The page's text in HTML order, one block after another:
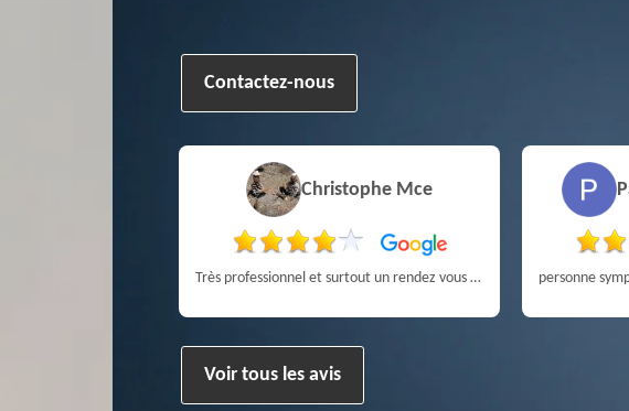
Contactez-nous
Christophe Mce
Très professionnel et surtout un rendez vous rapide pour un ramonage efficace
Voir tous les avis